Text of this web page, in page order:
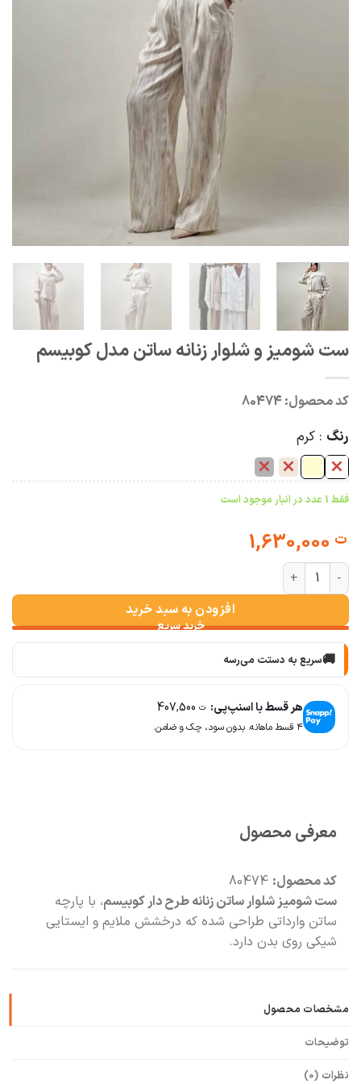
ست شومیز و شلوار زنانه ساتن مدل کوبیسم
کد محصول:80474
رنگ کرم
فقط 1 عدد در انبار موجود است
ت1,630,000
ست شومیز و شلوار زنانه ساتن مدل کوبیسم عدد
افزودن به سبد خرید
🚚سریع به دستت می‌رسه
🛍️با خیال راحت خرید کن
هر قسط با اسنپ‌پی: ت407,500
۴ قسط ماهانه. بدون سود، چک و ضامن.
معرفی محصول
کد محصول: 80474
ست شومیز شلوار ساتن زنانه طرح دار کوبیسم، با پارچه
ساتن وارداتی طراحی شده که درخشش ملایم و ایستایی
شیکی روی بدن دارد.
مشخصات محصول
توضیحات
نظرات (0)